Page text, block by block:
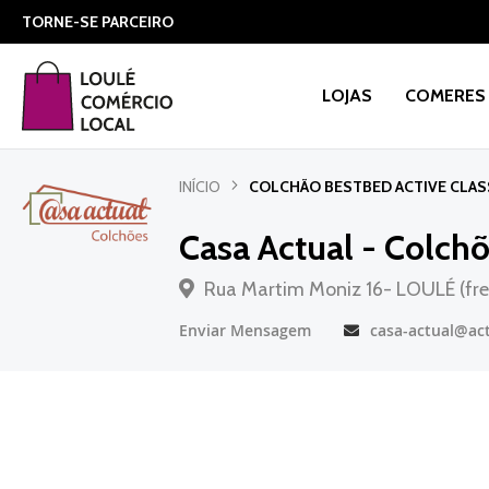
TORNE-SE PARCEIRO
LOJAS
INÍCIO COLCHÃO BESTBED ACTIVE
Casa Actual -
Rua Martim Moniz 16- LOULÉ
Enviar Mensagem casa-